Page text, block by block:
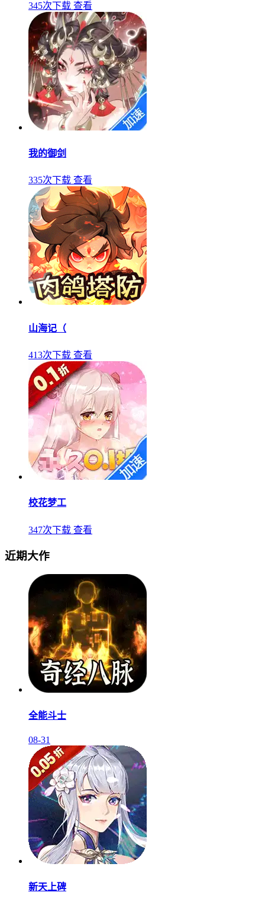
345次下载 查看
我的御剑
335次下载 查看
山海记（
413次下载 查看
校花梦工
347次下载 查看
近期大作
全能斗士
08-31
新天上碑